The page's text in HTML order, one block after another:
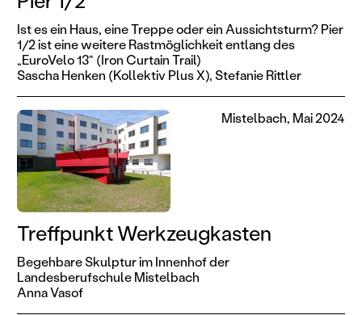
Ist es ein Haus, eine Treppe oder ein Aussichtsturm? Pier
1/2 ist eine weitere Rastmöglichkeit entlang des
„EuroVelo 13“ (Iron Curtain Trail)
Sascha Henken (Kollektiv Plus X),Stefanie Rittler
Treffpunkt Werkzeugkasten
Begehbare Skulptur im Innenhof der
Landesberufschule Mistelbach
Anna Vasof
Mistelbach, Mai 2024